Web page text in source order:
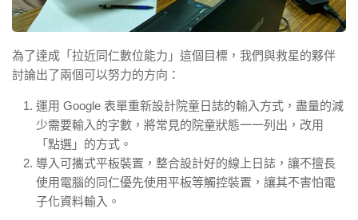
為了達成「拉近同仁數位能力」這個目標，我們與救星的夥伴
討論出了兩個可以努力的方向：
運用 Google 表單重新設計院童日誌的輸入方式，盡量的減
少需要輸入的字數，將常見的院童狀態一一列出，改用
「點選」的方式。
導入可攜式平板裝置，整合設計好的線上日誌，讓不擅長
使用電腦的同仁優先使用平板等觸控裝置，讓其不害怕電
子化資料輸入。